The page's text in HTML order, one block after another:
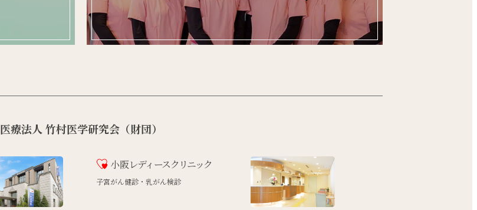
医療法人 竹村医学研究会（財団）
小阪レディースクリニック
子宮がん健診・乳がん検診